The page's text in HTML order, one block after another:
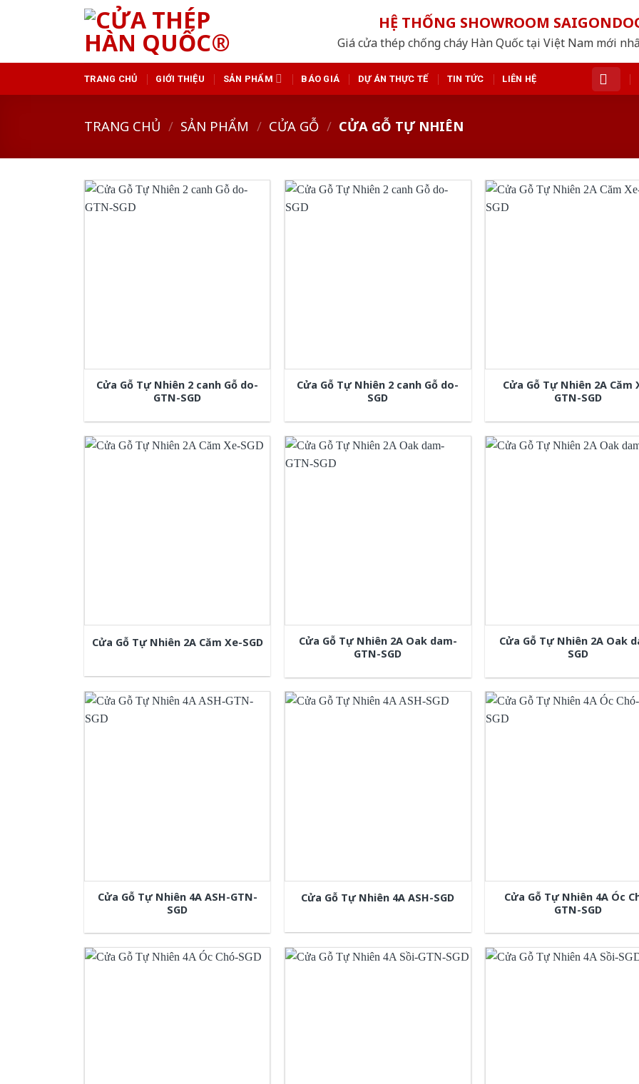
HỆ THỐNG SHOWROOM
Giá cửa thép chống cháy Hàn Quốc tại Việt Nam mới
TRANG CHỦ GIỚI THIỆU SẢN PHẨM BÁO GIÁ DỰ ÁN THỰC TẾ TIN TỨC LIÊN HỆ
TRANG CHỦ / SẢN PHẨM / CỬA GỖ / CỬA GỖ TỰ NHIÊN
Cửa Gỗ Tự Nhiên 2 canh Gỗ do-
GTN-SGD
Cửa Gỗ Tự Nhiên 2 canh Gỗ do-
SGD
Cửa Gỗ Tự Nhiên 2A Căm
GTN-SGD
Cửa Gỗ Tự Nhiên 2A Căm Xe-SGD
Cửa Gỗ Tự Nhiên 2A Oak dam-
GTN-SGD
Cửa Gỗ Tự Nhiên 2A Oak
SGD
Cửa Gỗ Tự Nhiên 4A ASH-GTN-
SGD
Cửa Gỗ Tự Nhiên 4A ASH-SGD
Cửa Gỗ Tự Nhiên 4A Óc
GTN-SGD